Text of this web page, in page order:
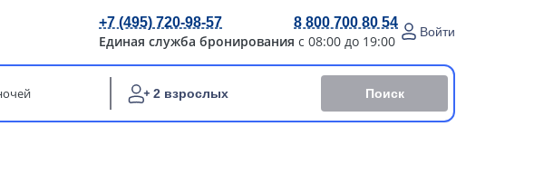
+7 (495) 720-98-57 8 800 700 80 54
Единая служба бронирования с 08:00 до 19:00
Войти
2 взрослых Поиск